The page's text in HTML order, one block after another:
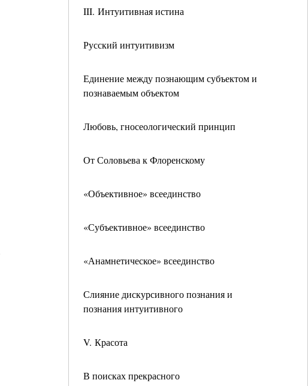
III. Интуитивная истина
Русский интуитивизм
Единение между познающим субъектом и
познаваемым объектом
Любовь, гносеологический принцип
От Соловьева к Флоренскому
«Объективное» всеединство
«Субъективное» всеединство
«Анамнетическое» всеединство
Слияние дискурсивного познания и
познания интуитивного
V. Красота
В поисках прекрасного